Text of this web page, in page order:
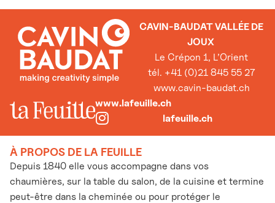
CAVIN-BAUDAT VALLÉE DE
JOUX
Le Crépon 1, L’Orient
tél. +41 (0)21 845 55 27
www.cavin-baudat.ch
www.lafeuille.ch
lafeuille.ch
À PROPOS DE LA FEUILLE
Depuis 1840 elle vous accompagne dans vos
chaumières, sur la table du salon, de la cuisine et termine
peut-être dans la cheminée ou pour protéger le